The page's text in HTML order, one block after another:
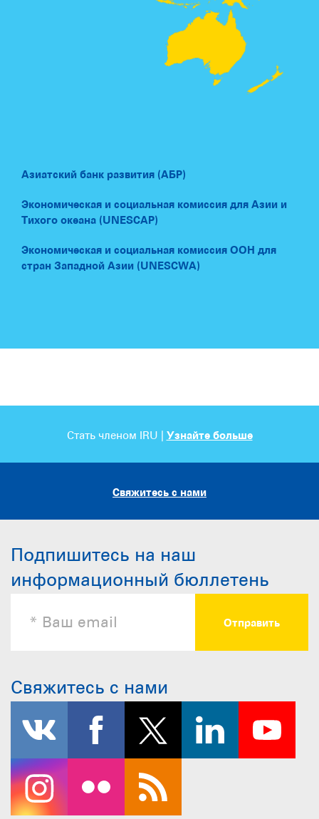
Азиатский банк развития (АБР)
Экономическая и социальная комиссия для Азии и
Тихого океана (UNESCAP)
Экономическая и социальная комиссия ООН для
стран Западной Азии (UNESCWA)
Стать членом IRU | Узнайте больше
Свяжитесь с нами
Подпишитесь на наш
информационный бюллетень
Свяжитесь с нами